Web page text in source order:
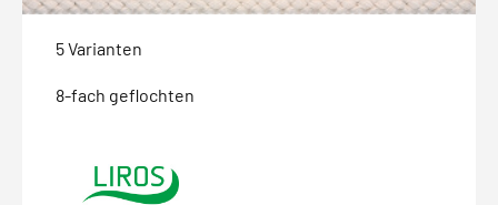
5 Varianten
8-fach geflochten